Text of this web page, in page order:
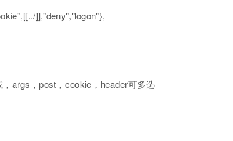
]],"deny","logon"},
args，post，cookie，header可多选